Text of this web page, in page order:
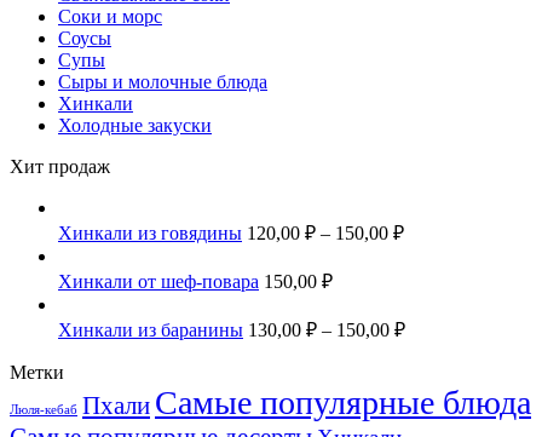
Соки и морс
Соусы
Супы
Сыры и молочные блюда
Хинкали
Холодные закуски
Хит продаж
Хинкали из говядины 120,00 ₽ – 150,00 ₽
Хинкали от шеф-повара 150,00 ₽
Хинкали из баранины 130,00 ₽ – 150,00 ₽
Метки
Люля-кебаб Пхали Самые популярные блюда